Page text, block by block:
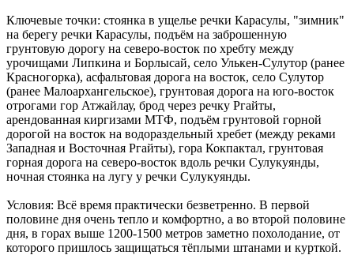
Ключевые точки: стоянка в ущелье речки Карасулы, "зимник"
на берегу речки Карасулы, подъём на заброшенную
грунтовую дорогу на северо-восток по хребту между
урочищами Липкина и Борлысай, село Улькен-Сулутор (ранее
Красногорка), асфальтовая дорога на восток, село Сулутор
(ранее Малоархангельское), грунтовая дорога на юго-восток
отрогами гор Атжайлау, брод через речку Ргайты,
арендованная киргизами МТФ, подъём грунтовой горной
дорогой на восток на водораздельный хребет (между реками
Западная и Восточная Ргайты), гора Кокпактал, грунтовая
горная дорога на северо-восток вдоль речки Сулукуянды,
ночная стоянка на лугу у речки Сулукуянды.
Условия: Всё время практически безветренно. В первой
половине дня очень тепло и комфортно, а во второй половине
дня, в горах выше 1200-1500 метров заметно похолодание, от
которого пришлось защищаться тёплыми штанами и курткой.